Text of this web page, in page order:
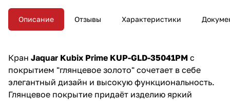
Описание Отзывы Характеристики
Кран Jaquar Kubix Prime KUP-GLD-35041PM с
покрытием "глянцевое золото" сочетает в себе
элегантный дизайн и высокую функциональность.
Глянцевое покрытие придаёт изделию яркий